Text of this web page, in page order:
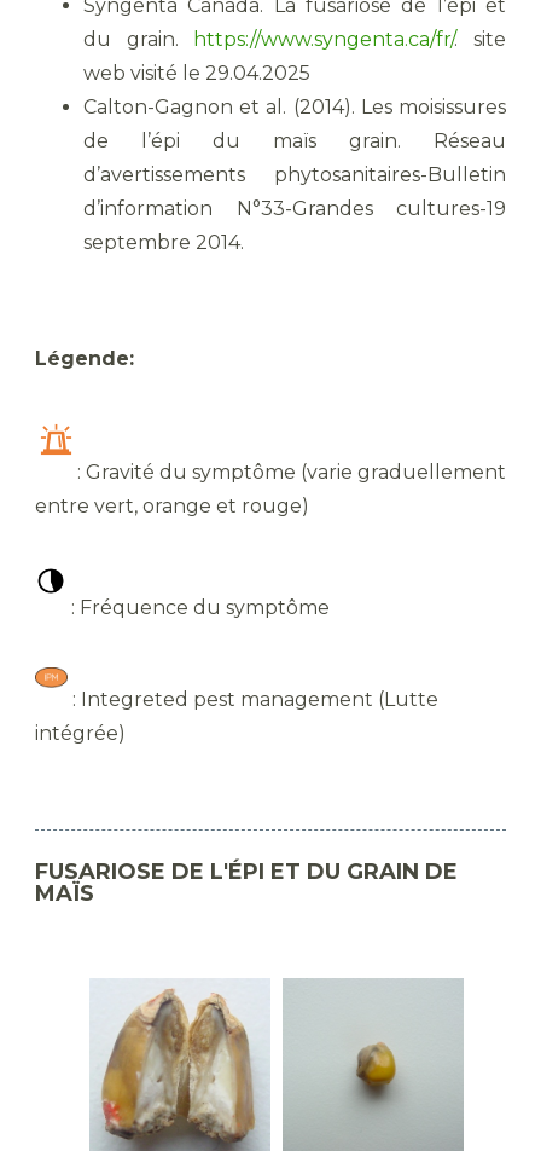
Syngenta Canada. La fusariose de l’épi et
du grain.
https://www.syngenta.ca/fr/. site
web visité le 29.04.2025
Calton-Gagnon et al. (2014). Les moisissures
de l’épi du maïs grain. Réseau
d’avertissements phytosanitaires-Bulletin
d’information N°33-Grandes cultures-19
septembre 2014.
Légende:
: Gravité du symptôme (varie graduellement
entre vert, orange et rouge)
: Fréquence du symptôme
: Integreted pest management (Lutte
intégrée)
FUSARIOSE DE L'ÉPI ET DU GRAIN DE
MAÏS